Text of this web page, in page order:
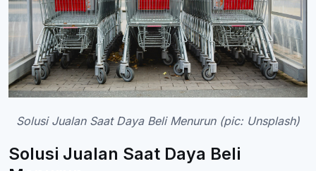
Solusi Jualan Saat Daya Beli Menurun (pic: Unsplash)
Solusi Jualan Saat Daya Beli